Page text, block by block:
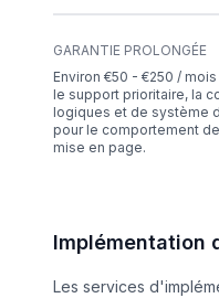
GARANTIE PROLONGÉE
Environ €50 - €250 /
le support prioritaire, la
logiques et de système
pour le comportement
mise en page.
Implémentation
Les services